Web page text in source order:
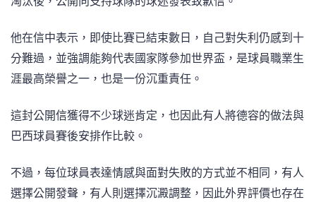
他在信中表示，即使比賽已結束數日，自己對失利仍感到十
分難過，並強調能夠代表國家隊參加世界盃，是球員職業生
涯最高榮譽之一，也是一份沉重責任。
這封公開信獲得不少球迷肯定，也因此有人將德容的做法與
巴西球員賽後安排作比較。
不過，每位球員表達情感與面對失敗的方式並不相同，有人
選擇公開發聲，有人則選擇沉澱調整，因此外界評價也存在